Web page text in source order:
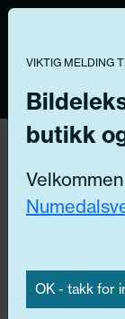
Få
N
Vi og våre
inkludert
informasjon
Funksjonelle,
Ved å trykke
formålene. Du
innstillingene».
Du kan trekke
VIKTIG MELDING
butikk
OK - takk for